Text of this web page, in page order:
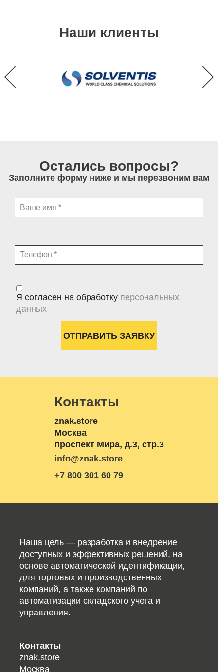
Наши клиенты
Остались вопросы?
Заполните форму ниже и мы перезвоним вам
Я согласен на обработку персональных
данных
Контакты
znak.store
Москва
проспект Мира, д.3, стр.3
info@znak.store
+7 800 301 60 79
Наша цель — разработка и внедрение
доступных и эффективных решений, на
основе автоматической идентификации,
для торговых и производственных
компаний, а также компаний по
автоматизации складского учета и
управления.
Контакты
znak.store
Москва